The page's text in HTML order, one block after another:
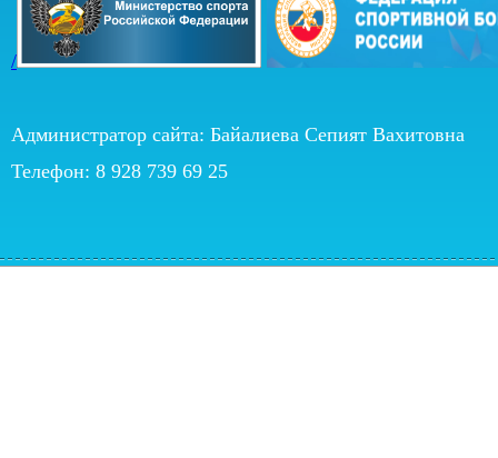
/
Администратор сайта: Байалиева Сепият Вахитовна
Телефон: 8 928 739 69 25